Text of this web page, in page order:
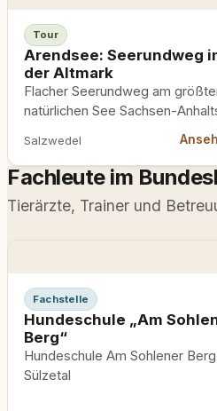
Tour
Arendsee: Seerundweg
der Altmark
Flacher Seerundweg am
natürlichen See Sachsen-
einem Erdfallsee in der Altmark.
Leinenpflicht, im Strandbad
Hundeverbot, Naturschutz am
Nordufer.
Salzwedel
Fachleute im
Tierärzte, Trainer und
Fachstelle
Hundeschule „Am
Berg“
Hundeschule Am Sohlener
Sülzetal